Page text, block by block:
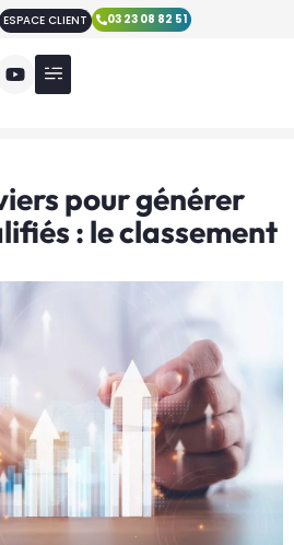
ESPACE CLIENT 03 23 08 82 51
pour générer
: le classement